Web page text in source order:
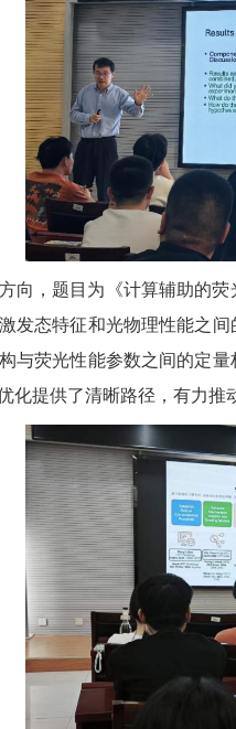
向，题目为《计算辅助的
发态特征和光物理性能之
与荧光性能参数之间的定
化提供了清晰路径，有力推